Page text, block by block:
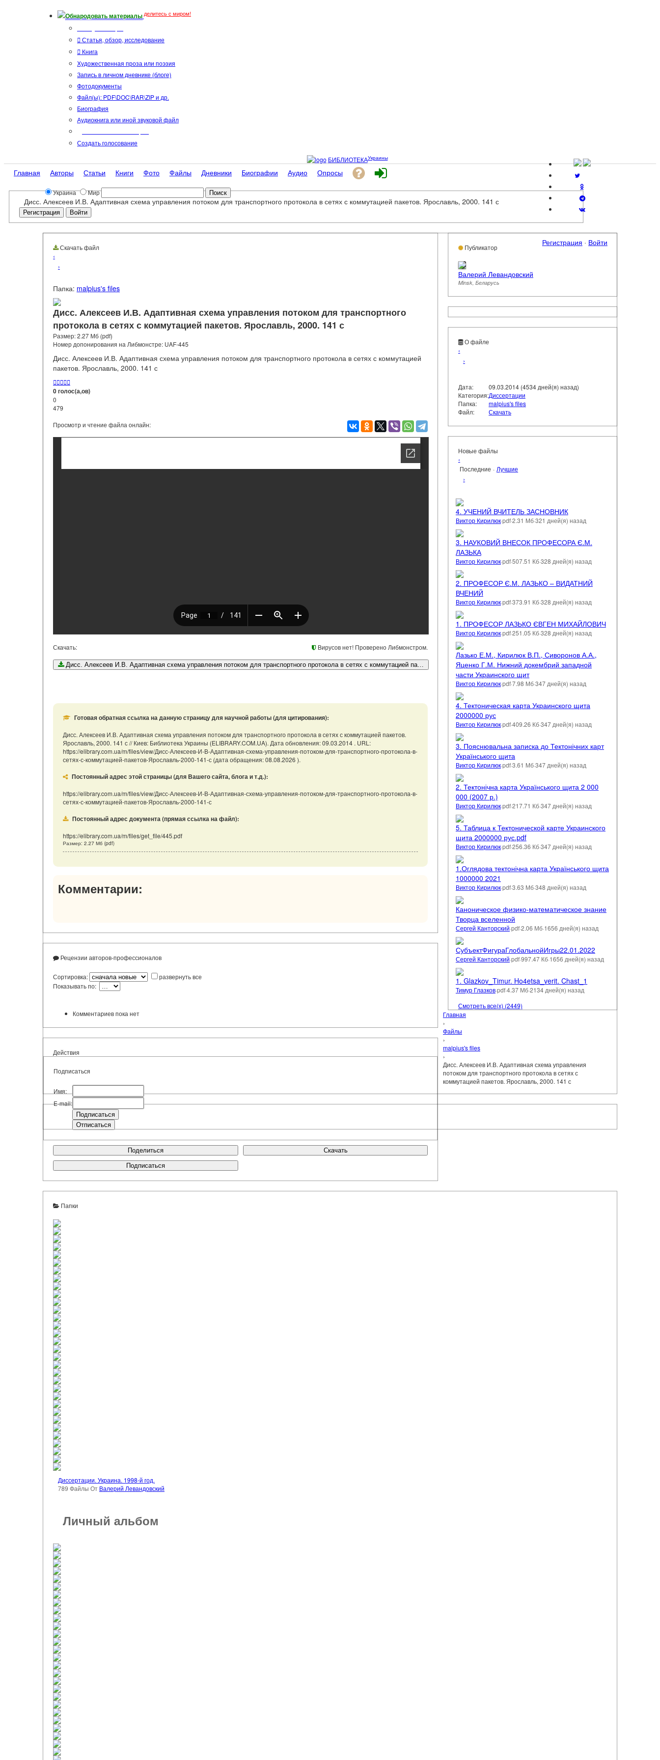
Обнародовать материалы делитесь с миром!
Статья, обзор, исследование
Книга
Художественная проза или поэзия
Запись в личном дневнике (блоге)
Фотодокументы
Файл(ы): PDF\DOC\RAR\ZIP и др.
Биография
Аудиокнига или иной звуковой файл
Создать голосование
Украина Мир
БИБЛИОТЕКАУкраины
Регистрация · Войти
Главная Авторы Статьи Книги Фото Файлы Дневники Биографии Аудио Опросы
Дисс. Алексеев И.В. Адаптивная схема управления потоком для транспортного протокола в сетях с коммутацией пакетов. Ярославль, 2000. 141 с
Регистрация Войти
Скачать файл
‹
›
Папка: malpius's files
Дисс. Алексеев И.В. Адаптивная схема управления потоком для транспортного
протокола в сетях с коммутацией пакетов. Ярославль, 2000. 141 с
Размер: 2.27 Мб (pdf)
Номер допонирования на Либмонстре: UAF-445
Дисс. Алексеев И.В. Адаптивная схема управления потоком для транспортного протокола в сетях с коммутацией
пакетов. Ярославль, 2000. 141 с

0 голос(а,ов)
0
479
Просмотр и чтение файла онлайн:
Вирусов нет! Проверено Либмонстром.
Скачать:
Дисс. Алексеев И.В. Адаптивная схема управления потоком для транспортного протокола в сетях с коммутацией пакетов. Ярославль, 2000. 141 с (2.27 Мб, pdf)
Готовая обратная ссылка на данную страницу для научной работы (для цитирования):
Дисс. Алексеев И.В. Адаптивная схема управления потоком для транспортного протокола в сетях с коммутацией пакетов.
Ярославль, 2000. 141 с // Киев: Библиотека Украины (ELIBRARY.COM.UA). Дата обновления: 09.03.2014 . URL:
https://elibrary.com.ua/m/files/view/Дисс-Алексеев-И-В-Адаптивная-схема-управления-потоком-для-транспортного-протокола-в-
сетях-с-коммутацией-пакетов-Ярославль-2000-141-с (дата обращения: 08.08.2026 ).
Постоянный адрес этой страницы (для Вашего сайта, блога и т.д.):
https://elibrary.com.ua/m/files/view/Дисс-Алексеев-И-В-Адаптивная-схема-управления-потоком-для-транспортного-протокола-в-
сетях-с-коммутацией-пакетов-Ярославль-2000-141-с
Постоянный адрес документа (прямая ссылка на файл):
https://elibrary.com.ua/m/files/get_file/445.pdf
Размер: 2.27 Мб (pdf)
Комментарии:
Рецензии авторов-профессионалов
Сортировка:
развернуть все
Показывать по:
Комментариев пока нет
Действия
Подписаться
Имя:
E-mail:
Поделиться Скачать
Подписаться
Публикатор
Валерий Левандовский
Minsk, Беларусь
О файле
‹
›
Дата:
09.03.2014 (4534 дней(я) назад)
Категория:Диссертации
Папка:
malpius's files
Файл:
Скачать
Новые файлы
‹
Последние · Лучшие
›
4. УЧЕНИЙ ВЧИТЕЛЬ ЗАСНОВНИК
Виктор Кирилюк·pdf·2.31 Мб·321 дней(я) назад
3. НАУКОВИЙ ВНЕСОК ПРОФЕСОРА Є.М.
ЛАЗЬКА
Виктор Кирилюк·pdf·507.51 Кб·328 дней(я) назад
2. ПРОФЕСОР Є.М. ЛАЗЬКО – ВИДАТНИЙ
ВЧЕНИЙ
Виктор Кирилюк·pdf·373.91 Кб·328 дней(я) назад
1. ПРОФЕСОР ЛАЗЬКО ЄВГЕН МИХАЙЛОВИЧ
Виктор Кирилюк·pdf·251.05 Кб·328 дней(я) назад
Лазько Е.М., Кирилюк В.П., Сиворонов А.А.,
Яценко Г.М. Нижний докембрий западной
части Украинского щит
Виктор Кирилюк·pdf·7.98 Мб·347 дней(я) назад
4. Тектоническая карта Украинского щита
2000000 рус
Виктор Кирилюк·pdf·409.26 Кб·347 дней(я) назад
3. Пояснювальна записка до Тектонічних карт
Українського щита
Виктор Кирилюк·pdf·3.61 Мб·347 дней(я) назад
2. Тектонічна карта Українського щита 2 000
000 (2007 р.)
Виктор Кирилюк·pdf·217.71 Кб·347 дней(я) назад
5. Таблица к Тектонической карте Украинского
щита 2000000 рус.pdf
Виктор Кирилюк·pdf·256.36 Кб·347 дней(я) назад
1.Оглядова тектонічна карта Українського щита
1000000 2021
Виктор Кирилюк·pdf·3.63 Мб·348 дней(я) назад
Каноническое физико-математическое знание
Творца вселенной
Сергей Канторский·pdf·2.06 Мб·1656 дней(я) назад
СубъектФигураГлобальнойИгры22.01.2022
Сергей Канторский·pdf·997.47 Кб·1656 дней(я) назад
1. Glazkov_Timur. Ho4etsa_verit. Chast_1
Тимур Глазков·pdf·4.37 Мб·2134 дней(я) назад
Смотреть все(х) (2449)
Папки
Диссертации. Украина. 1998-й год.
789 Файлы От Валерий Левандовский
Личный альбом
Главная
›
Файлы
›
malpius's files
›
Дисс. Алексеев И.В. Адаптивная схема управления
потоком для транспортного протокола в сетях с
коммутацией пакетов. Ярославль, 2000. 141 с